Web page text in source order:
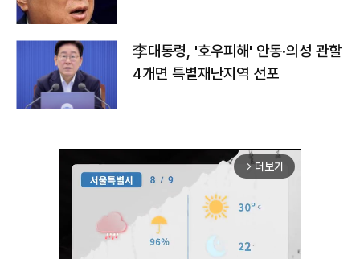
李대통령, '호우피해' 안동·의성 관할
4개면 특별재난지역 선포
arrow_forward_ios 더보기